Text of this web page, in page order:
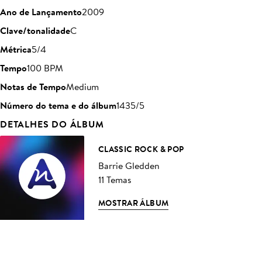
Ano de Lançamento2009
Clave/tonalidadeC
Métrica5/4
Tempo100 BPM
Notas de TempoMedium
Número do tema e do álbum1435/5
DETALHES DO ÁLBUM
CLASSIC ROCK & POP
Barrie Gledden
11 Temas
MOSTRAR ÁLBUM